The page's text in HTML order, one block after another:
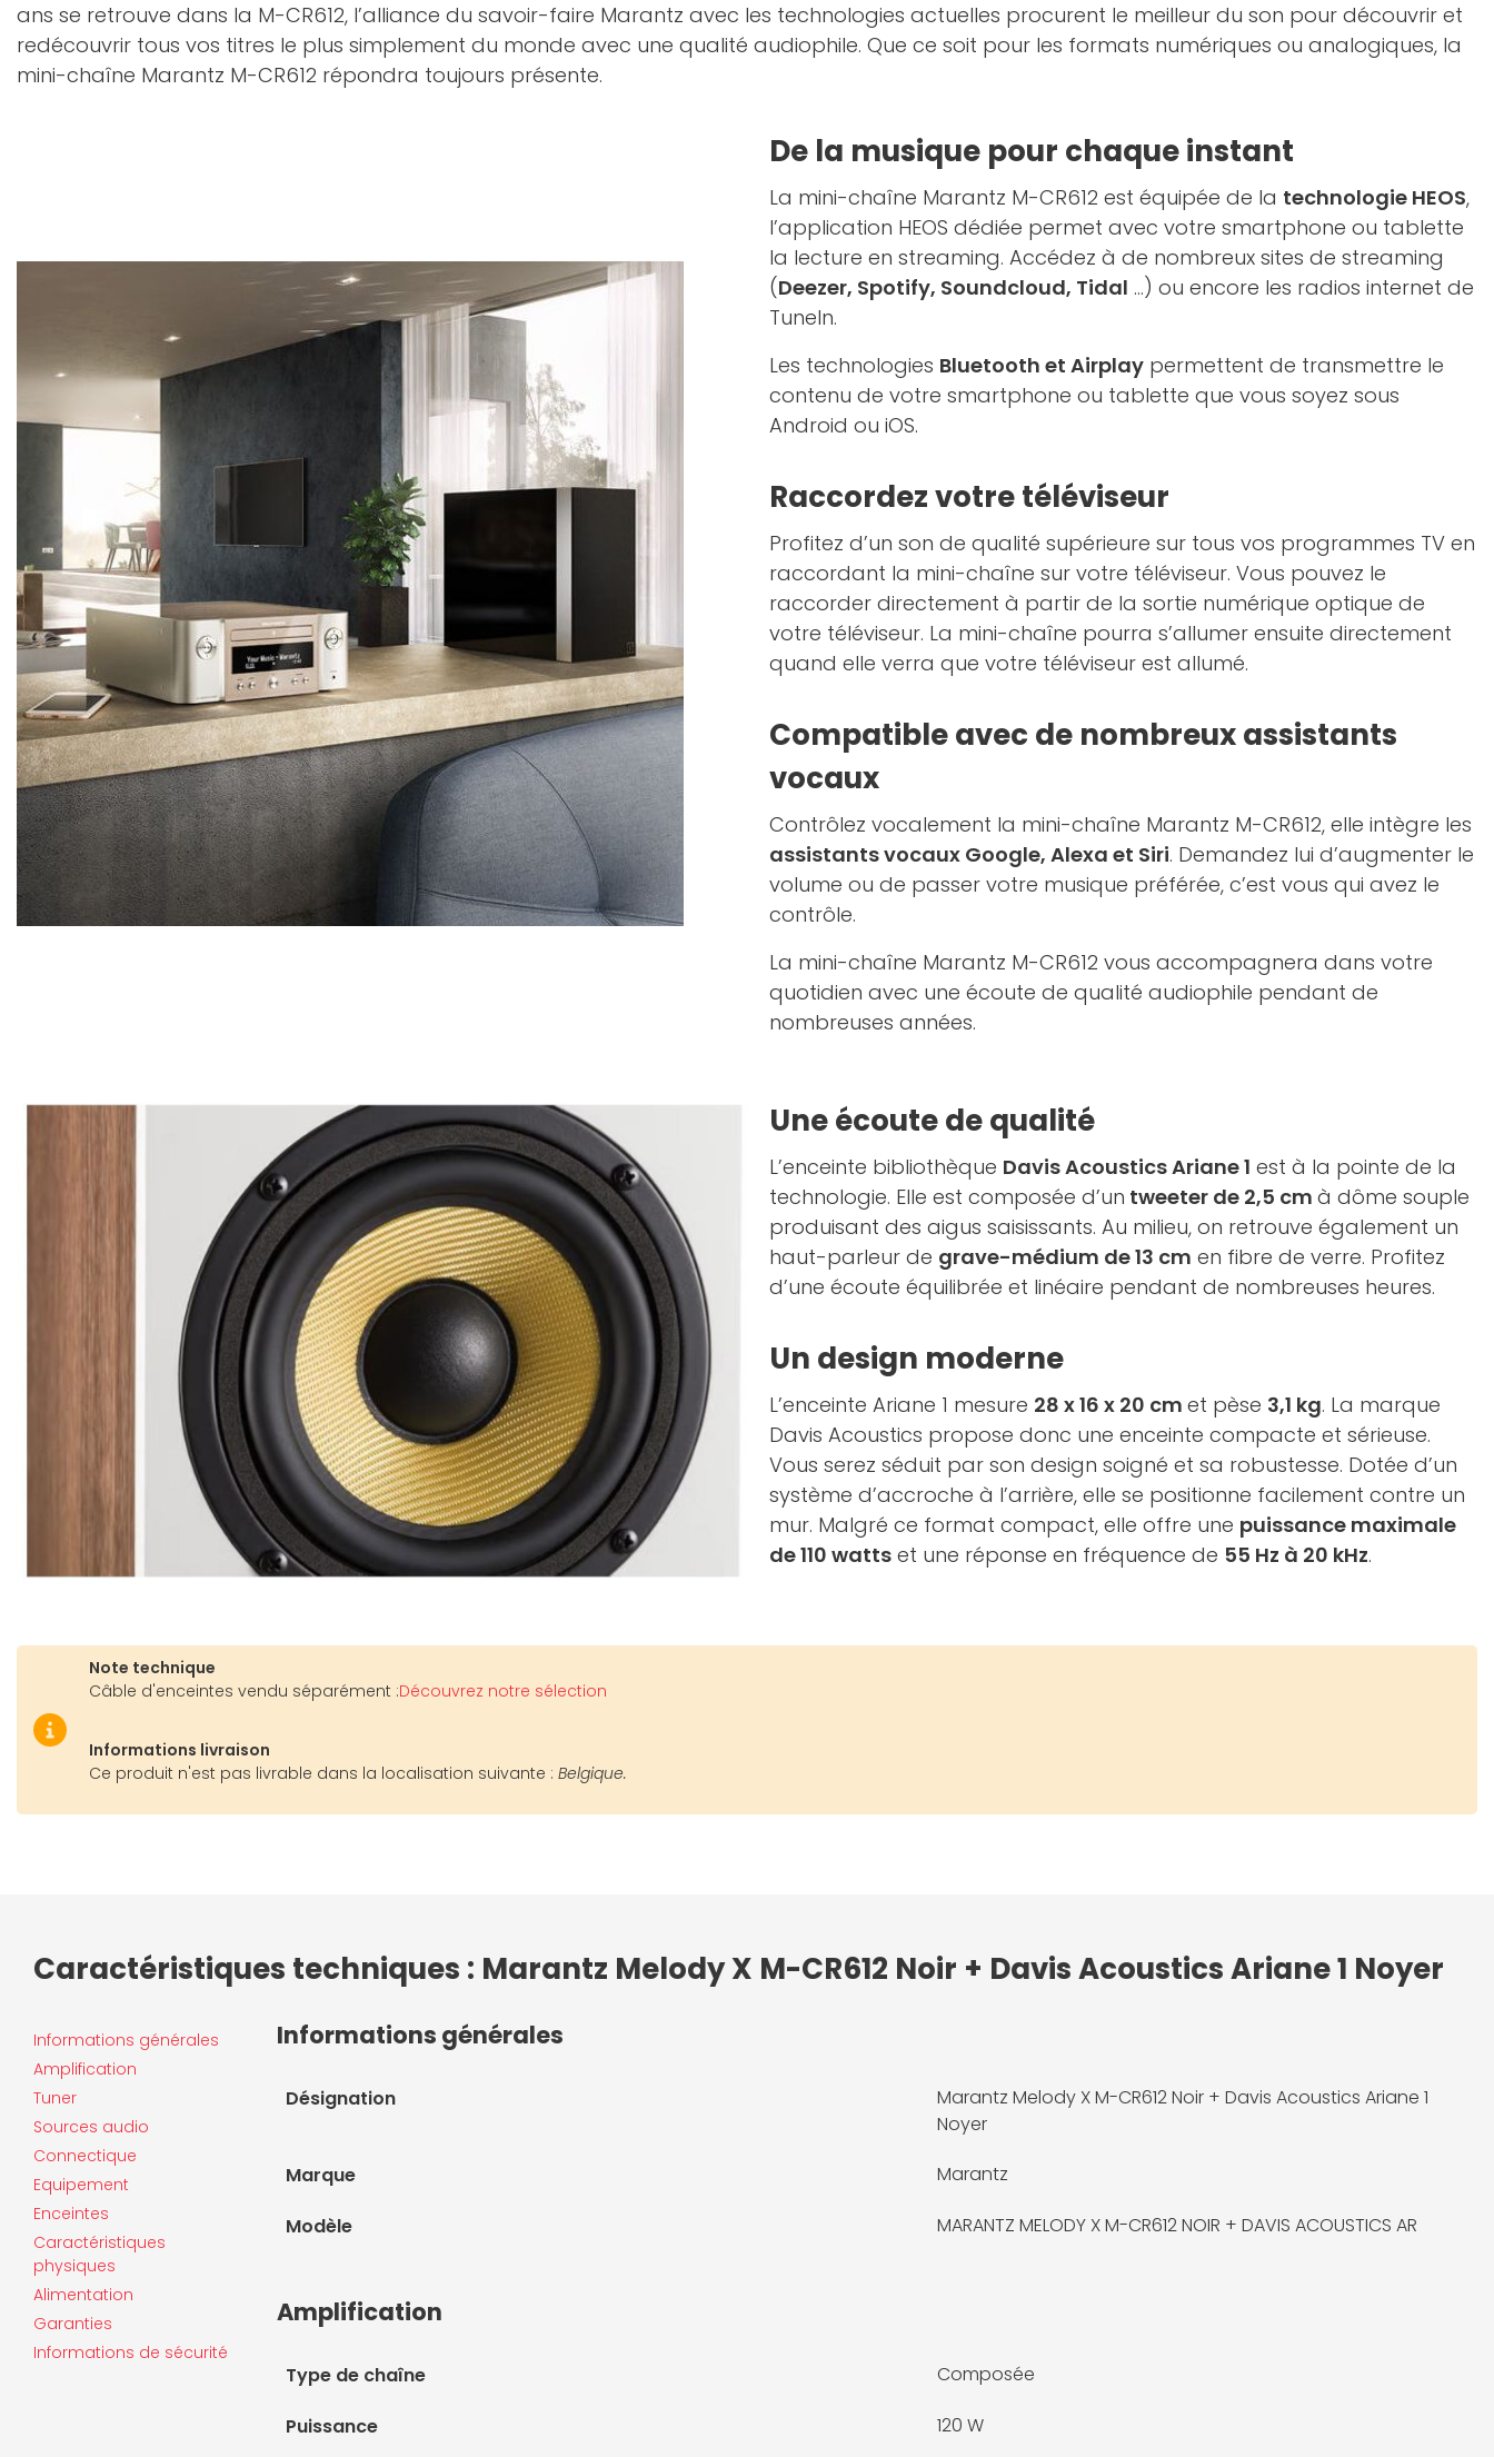
ans se retrouve dans la M-CR612, l’alliance du savoir-faire Marantz avec les technologies actuelles procurent le meilleur du son pour découvrir et
redécouvrir tous vos titres le plus simplement du monde avec une qualité audiophile. Que ce soit pour les formats numériques ou analogiques, la
mini-chaîne Marantz M-CR612 répondra toujours présente.
De la musique pour chaque instant
La mini-chaîne Marantz M-CR612 est équipée de la technologie HEOS,
l’application HEOS dédiée permet avec votre smartphone ou tablette
la lecture en streaming. Accédez à de nombreux sites de streaming
(Deezer, Spotify, Soundcloud, Tidal …) ou encore les radios internet de
TuneIn.
Les technologies Bluetooth et Airplay permettent de transmettre le
contenu de votre smartphone ou tablette que vous soyez sous
Android ou iOS.
Raccordez votre téléviseur
Profitez d’un son de qualité supérieure sur tous vos programmes TV en
raccordant la mini-chaîne sur votre téléviseur. Vous pouvez le
raccorder directement à partir de la sortie numérique optique de
votre téléviseur. La mini-chaîne pourra s’allumer ensuite directement
quand elle verra que votre téléviseur est allumé.
Compatible avec de nombreux assistants
vocaux
Contrôlez vocalement la mini-chaîne Marantz M-CR612, elle intègre les
assistants vocaux Google, Alexa et Siri. Demandez lui d’augmenter le
volume ou de passer votre musique préférée, c’est vous qui avez le
contrôle.
La mini-chaîne Marantz M-CR612 vous accompagnera dans votre
quotidien avec une écoute de qualité audiophile pendant de
nombreuses années.
Une écoute de qualité
L’enceinte bibliothèque Davis Acoustics Ariane 1 est à la pointe de la
technologie. Elle est composée d’un tweeter de 2,5 cm à dôme souple
produisant des aigus saisissants. Au milieu, on retrouve également un
haut-parleur de grave-médium de 13 cm en fibre de verre. Profitez
d’une écoute équilibrée et linéaire pendant de nombreuses heures.
Un design moderne
L’enceinte Ariane 1 mesure 28 x 16 x 20 cm et pèse 3,1 kg. La marque
Davis Acoustics propose donc une enceinte compacte et sérieuse.
Vous serez séduit par son design soigné et sa robustesse. Dotée d’un
système d’accroche à l’arrière, elle se positionne facilement contre un
mur. Malgré ce format compact, elle offre une puissance maximale
de 110 watts et une réponse en fréquence de 55 Hz à 20 kHz.
Note technique
Câble d'enceintes vendu séparément :Découvrez notre sélection
Informations livraison
Ce produit n'est pas livrable dans la localisation suivante : Belgique.
Caractéristiques techniques : Marantz Melody X M-CR612 Noir + Davis Acoustics Ariane 1 Noyer
Informations générales
Amplification
Tuner
Sources audio
Connectique
Equipement
Enceintes
Caractéristiques
physiques
Alimentation
Garanties
Informations de sécurité
Informations générales
Désignation
Marantz Melody X M-CR612 Noir + Davis Acoustics Ariane 1
Noyer
Marque
Marantz
Modèle MARANTZ MELODY X M-CR612 NOIR + DAVIS ACOUSTICS AR
Amplification
Type de chaîne Composée
Puissance 120 W